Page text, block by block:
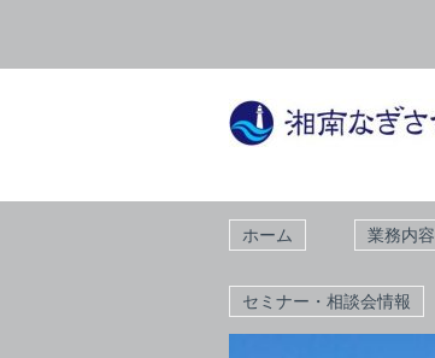
ホーム 業務内容
セミナー・相談会情報